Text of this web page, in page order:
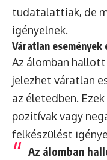
tudatalattiak, de
igényelnek.
Váratlan események
Az álomban
jelezhet váratlan
az életedben.
pozitívak vagy
felkészülést
Az álomban